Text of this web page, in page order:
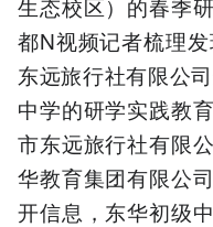
都N视频记者梳理
东远旅行社有限公
中学的研学实践教
市东远旅行社有限
华教育集团有限公
开信息，东华初级